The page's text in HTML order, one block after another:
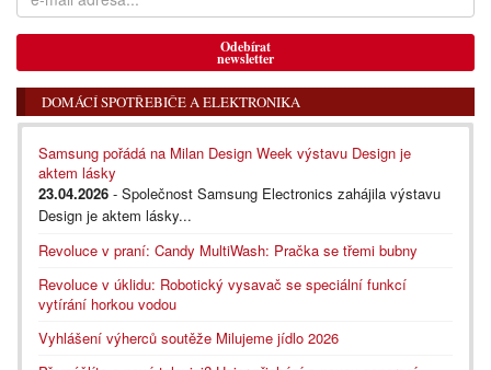
Odebírat
newsletter
DOMÁCÍ SPOTŘEBIČE A ELEKTRONIKA
Samsung pořádá na Milan Design Week výstavu Design je
aktem lásky
23.04.2026 - Společnost Samsung Electronics zahájila výstavu
Design je aktem lásky...
Revoluce v praní: Candy MultiWash: Pračka se třemi bubny
Revoluce v úklidu: Robotický vysavač se speciální funkcí
vytírání horkou vodou
Vyhlášení výherců soutěže Milujeme jídlo 2026